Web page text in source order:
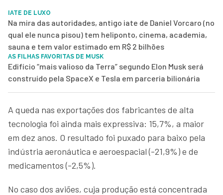
IATE DE LUXO
Na mira das autoridades, antigo iate de Daniel Vorcaro (no
qual ele nunca pisou) tem heliponto, cinema, academia,
sauna e tem valor estimado em R$ 2 bilhões
AS FILHAS FAVORITAS DE MUSK
Edifício “mais valioso da Terra” segundo Elon Musk será
construído pela SpaceX e Tesla em parceria bilionária
A queda nas exportações dos fabricantes de alta
tecnologia foi ainda mais expressiva: 15,7%, a maior
em dez anos. O resultado foi puxado para baixo pela
indústria aeronáutica e aeroespacial (-21,9%) e de
medicamentos (-2,5%).
No caso dos aviões, cuja produção está concentrada